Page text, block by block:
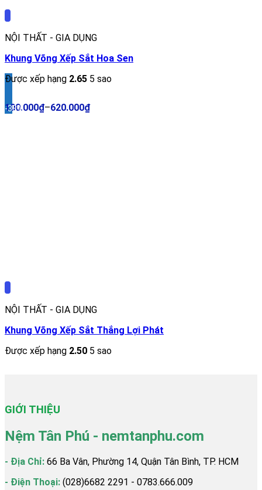
NỘI THẤT - GIA DỤNG
Khung Võng Xếp Sắt Hoa Sen
Được xếp hạng 2.65 5 sao
100.000₫–620.000₫
-33%
NỘI THẤT - GIA DỤNG
Khung Võng Xếp Sắt Thắng Lợi Phát
Được xếp hạng 2.50 5 sao
GIỚI THIỆU
Nệm Tân Phú - nemtanphu.com
- Địa Chỉ: 66 Ba Vân, Phường 14, Quận Tân Bình, TP. HCM
- Điện Thoại: (028)6682 2291 - 0783.666.009